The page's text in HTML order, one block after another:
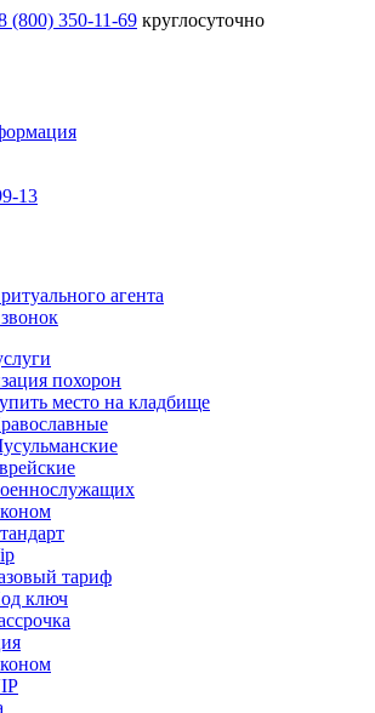
(800) 350-11-69 круглосуточно
13
агента
похорон
место на кладбище
тариф
ключ